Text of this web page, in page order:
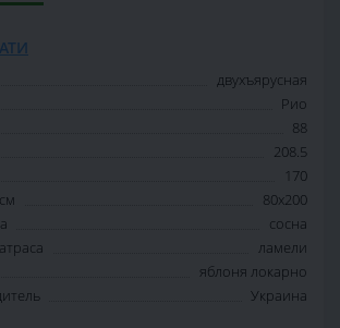
двухъярусная
Рио
88
208.5
170
80x200
сосна
ламели
яблоня локарно
Украина